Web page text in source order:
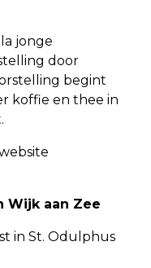
jonge
door
begint
koffie en thee in
Wijk aan Zee
in St. Odulphus